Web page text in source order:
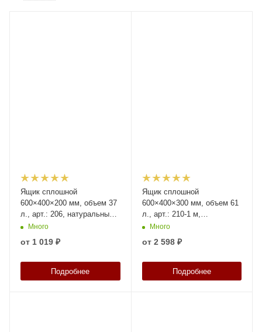
Ящик сплошной
600×400×200 мм, объем 37
л., арт.: 206, натуральный,
код: 01363
Много
от 1 019 ₽
Подробнее
Ящик сплошной
600×400×300 мм, объем 61
л., арт.: 210-1 м,
натуральный, код: 06901
Много
от 2 598 ₽
Подробнее